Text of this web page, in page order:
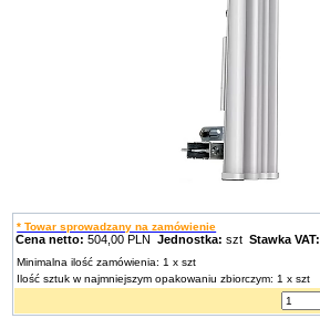
* Towar sprowadzany na zamówienie
Cena netto: 504,00 PLNJednostka: sztStawka VAT:
Minimalna ilość zamówienia: 1 x szt
Ilość sztuk w najmniejszym opakowaniu zbiorczym: 1 x szt